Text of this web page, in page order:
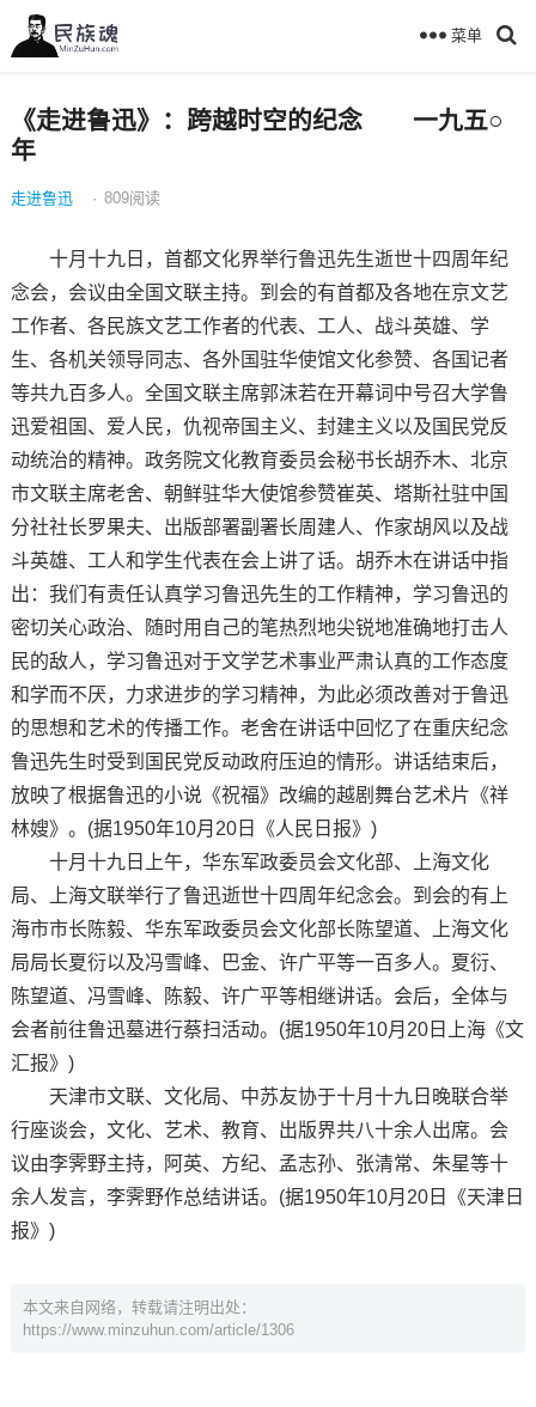
菜单
《走进鲁迅》：跨越时空的纪念 一九五○
年
走进鲁迅 · 809阅读
十月十九日，首都文化界举行鲁迅先生逝世十四周年纪
念会，会议由全国文联主持。到会的有首都及各地在京文艺
工作者、各民族文艺工作者的代表、工人、战斗英雄、学
生、各机关领导同志、各外国驻华使馆文化参赞、各国记者
等共九百多人。全国文联主席郭沫若在开幕词中号召大学鲁
迅爱祖国、爱人民，仇视帝国主义、封建主义以及国民党反
动统治的精神。政务院文化教育委员会秘书长胡乔木、北京
市文联主席老舍、朝鲜驻华大使馆参赞崔英、塔斯社驻中国
分社社长罗果夫、出版部署副署长周建人、作家胡风以及战
斗英雄、工人和学生代表在会上讲了话。胡乔木在讲话中指
出：我们有责任认真学习鲁迅先生的工作精神，学习鲁迅的
密切关心政治、随时用自己的笔热烈地尖锐地准确地打击人
民的敌人，学习鲁迅对于文学艺术事业严肃认真的工作态度
和学而不厌，力求进步的学习精神，为此必须改善对于鲁迅
的思想和艺术的传播工作。老舍在讲话中回忆了在重庆纪念
鲁迅先生时受到国民党反动政府压迫的情形。讲话结束后，
放映了根据鲁迅的小说《祝福》改编的越剧舞台艺术片《祥
林嫂》。(据1950年10月20日《人民日报》)
十月十九日上午，华东军政委员会文化部、上海文化
局、上海文联举行了鲁迅逝世十四周年纪念会。到会的有上
海市市长陈毅、华东军政委员会文化部长陈望道、上海文化
局局长夏衍以及冯雪峰、巴金、许广平等一百多人。夏衍、
陈望道、冯雪峰、陈毅、许广平等相继讲话。会后，全体与
会者前往鲁迅墓进行蔡扫活动。(据1950年10月20日上海《文
汇报》)
天津市文联、文化局、中苏友协于十月十九日晚联合举
行座谈会，文化、艺术、教育、出版界共八十余人出席。会
议由李霁野主持，阿英、方纪、孟志孙、张清常、朱星等十
余人发言，李霁野作总结讲话。(据1950年10月20日《天津日
报》)
本文来自网络，转载请注明出处：
https://www.minzuhun.com/article/1306